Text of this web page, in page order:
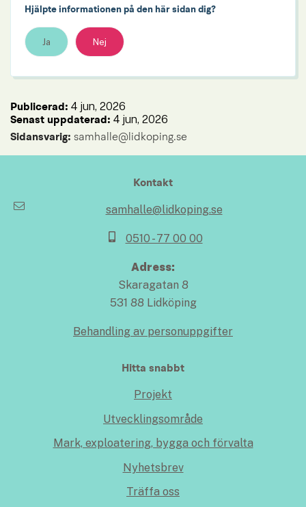
Hjälpte informationen på den här sidan dig?
Ja Nej
Publicerad: 4 jun, 2026
Senast uppdaterad: 4 jun, 2026
Sidansvarig: samhalle@lidkoping.se
Kontakt
samhalle@lidkoping.se
0510 - 77 00 00
Adress:
Skaragatan 8
531 88 Lidköping
Behandling av personuppgifter
Hitta snabbt
Projekt
Utvecklingsområde
Mark, exploatering, bygga och förvalta
Nyhetsbrev
Träffa oss